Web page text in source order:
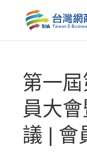
第一
員大
議 | 會